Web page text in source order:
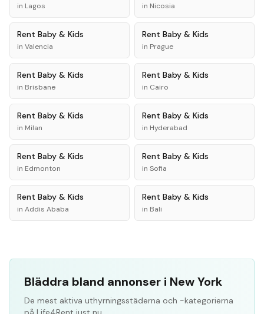
in Lagos in Nicosia
Rent Baby & Kids
in Valencia
Rent Baby & Kids
in Prague
Rent Baby & Kids
in Brisbane
Rent Baby & Kids
in Cairo
Rent Baby & Kids
in Milan
Rent Baby & Kids
in Hyderabad
Rent Baby & Kids
in Edmonton
Rent Baby & Kids
in Sofia
Rent Baby & Kids
in Addis Ababa
Rent Baby & Kids
in Bali
Bläddra bland annonser i New York
De mest aktiva uthyrningsstäderna och -kategorierna